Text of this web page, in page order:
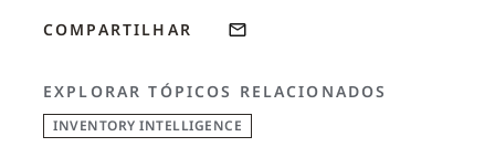
COMPARTILHAR
EXPLORAR TÓPICOS RELACIONADOS
INVENTORY INTELLIGENCE